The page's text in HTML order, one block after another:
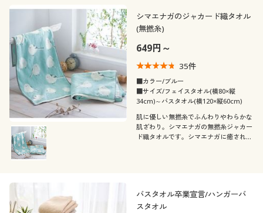
シマエナガのジャカード織タオル
(無撚糸)
649円～
35件
■カラー/ブルー
■サイズ/フェイスタオル(横80×縦
34cm)～バスタオル(横120×縦60cm)
肌に優しい無撚糸でふんわりやわらかな
肌ざわり。シマエナガの無撚糸ジャカー
ド織タオルです。シマエナガに癒される
バスタオル卒業宣言/ハンガーバ
スタオル